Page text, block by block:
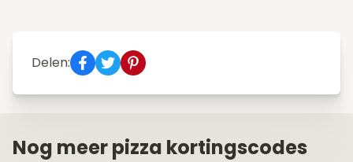
Delen:
Nog meer pizza kortingscodes